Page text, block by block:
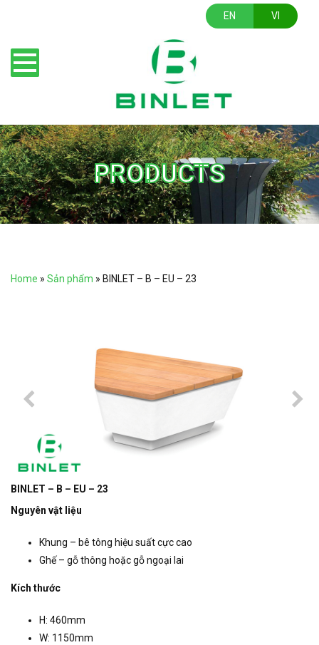
EN VI
PRODUCTS
Home » Sản phẩm » BINLET – B – EU – 23
BINLET – B – EU – 23
Nguyên vật liệu
Khung – bê tông hiệu suất cực cao
Ghế – gỗ thông hoặc gỗ ngoại lai
Kích thước
H: 460mm
W: 1150mm